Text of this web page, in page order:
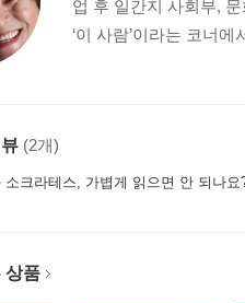
할 수 없는 즐거운 제철 놀이
업 후 일간지 사회부,
‘이 사람’이라는 코너
(2개)
소크라테스, 가볍게 읽으면 안 되나요
상품